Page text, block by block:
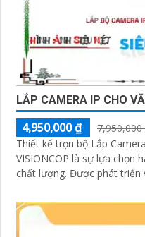
LẮP CAMERA IP CHO
4,950,000 ₫
7,950,000
Thiết kế trọn bộ Lắp
VISIONCOP là sự lựa chọn
chất lượng. Được